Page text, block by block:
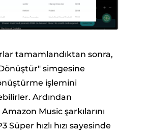
tamamlandıktan sonra,
simgesine
işlemini
Ardından
Music şarkılarını
Süper hızlı hızı sayesinde